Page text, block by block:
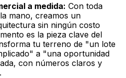
a medida: Con toda
mano, creamos un
sin ningún costo
es la pieza clave del
tu terreno de "un lote
a "una oportunidad
con números claros y